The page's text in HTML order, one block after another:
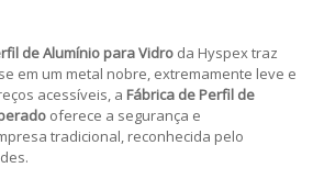
de Alumínio para Vidro da Hyspex traz
em um metal nobre, extremamente leve e
acessíveis, a Fábrica de Perfil de
oferece a segurança e
tradicional, reconhecida pelo